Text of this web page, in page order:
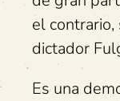
el
dictador
Es una